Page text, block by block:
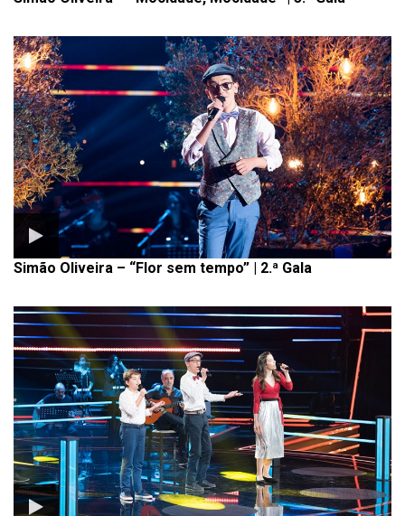
Simão Oliveira – “Flor sem tempo” | 2.ª Gala